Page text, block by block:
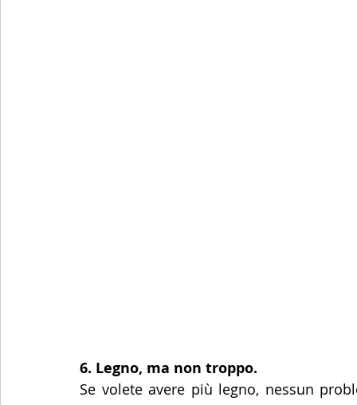
6. Legno, ma non troppo.
Se volete avere più legno, nessun